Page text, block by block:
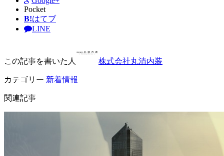
Pocket
B!はてブ
LINE
この記事を書いた人 株式会社丸清内装
カテゴリー 新着情報
関連記事